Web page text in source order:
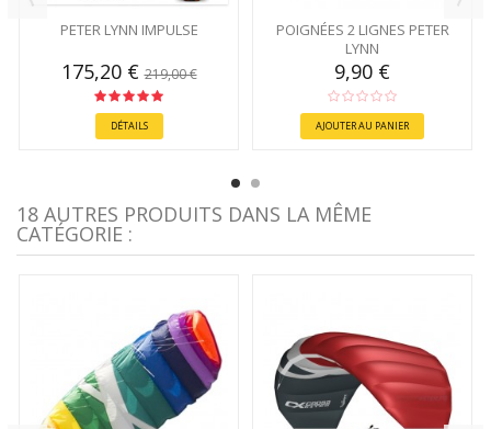
PETER LYNN IMPULSE
175,20 €219,00 €
DÉTAILS
POIGNÉES 2 LIGNES PETER
LYNN
9,90 €
AJOUTER AU PANIER
18 AUTRES PRODUITS DANS LA MÊME
CATÉGORIE :